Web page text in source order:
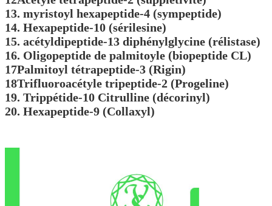
13. myristoyl hexapeptide-4 (sympeptide)
14. Hexapeptide-10 (sérilesine)
15. acétyldipeptide-13 diphénylglycine (rélistase)
16. Oligopeptide de palmitoyle (biopeptide CL)
17Palmitoyl tétrapeptide-3 (Rigin)
18Trifluoroacétyle tripeptide-2 (Progeline)
19. Trippétide-10 Citrulline (décorinyl)
20. Hexapeptide-9 (Collaxyl)